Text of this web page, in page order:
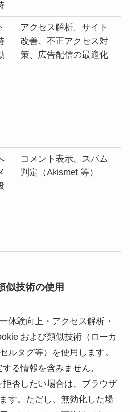
アクセス解析、サイト
改善、不正アクセス対
策、広告配信の最適化
コメント表示、スパム
判定（Akismet 等）
似技術の使用
体験向上・アクセス解析・
および類似技術（ローカ
ルタグ等）を使用します。
る情報を含みません。
否したい場合は、ブラウザ
す。ただし、無効化した場